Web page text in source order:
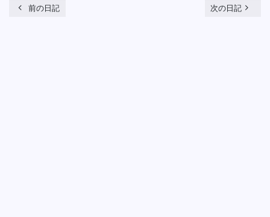
chevron_left 前の日記 次の日記 navigate_next